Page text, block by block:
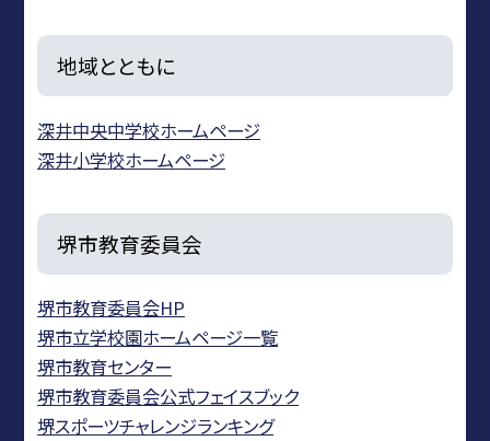
地域とともに
深井中央中学校ホームページ
深井小学校ホームページ
堺市教育委員会
堺市教育委員会HP
堺市立学校園ホームページ一覧
堺市教育センター
堺市教育委員会公式フェイスブック
堺スポーツチャレンジランキング